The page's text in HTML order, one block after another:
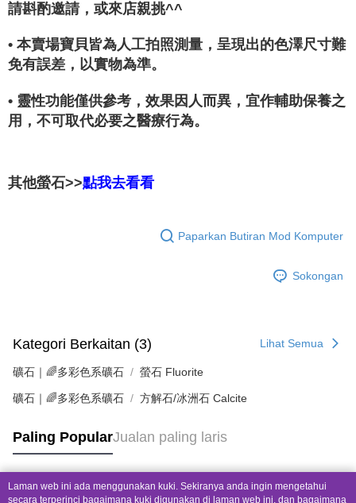
請斟酌邀請，或來店親挑^^
• 本賣場寶貝皆為人工拍照測量，呈現出的色澤尺寸難
免有誤差，以實物為準。
• 靈性功能僅供參考，效果因人而異，宜作輔助保養之
用，不可取代必要之醫療行為。
其他螢石>>點我去看看
Paparkan Butiran Mod Komputer
Sokongan
Kategori Berkaitan (3) Lihat Semua
礦石｜🌈多彩色系礦石 螢石 Fluorite
礦石｜🌈多彩色系礦石 方解石/冰洲石 Calcite
Paling PopularJualan paling laris
Tag Popular
Laman web ini ada menggunakan kuki. Sekiranya anda ingin mengetahui
secara terperinci bagaimana kuki digunakan di laman web ini, dan bagaimana